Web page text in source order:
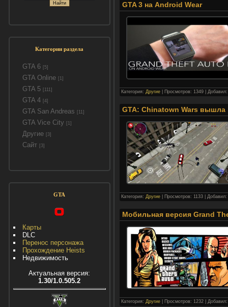
Категории раздела
GTA 6 [5]
GTA Online [1]
GTA 5 [111]
GTA 4 [4]
GTA San Andreas [11]
GTA Vice City [1]
Другие [3]
Сайт [3]
GTA
Карты
DLC
Перенос персонажа
Прохождение Heists
Недвижимость
Актуальная версия:
1.30/1.0.505.2
GTA 3 на Android Wear
Категория: Другие| Просмотров: 1349 |
GTA: Chinatown Wars вышла
Категория: Другие| Просмотров: 1133 | Добавил:
Мобильная версия Grand
Категория: Другие| Просмотров: 1232 |